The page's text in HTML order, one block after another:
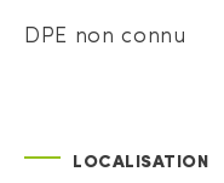
DPE non connu
LOCALISATION